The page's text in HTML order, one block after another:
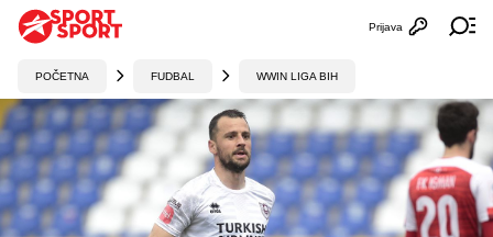
Otvori
Prijava
POČETNA FUDBAL WWIN LIGA BIH